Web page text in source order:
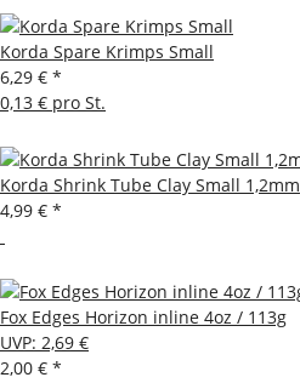
Korda Spare Krimps Small
6,29 € *
0,13 € pro St.
Korda Shrink Tube Clay Small 1,2mm
4,99 € *
Fox Edges Horizon inline 4oz / 113g
UVP: 2,69 €
2,00 € *